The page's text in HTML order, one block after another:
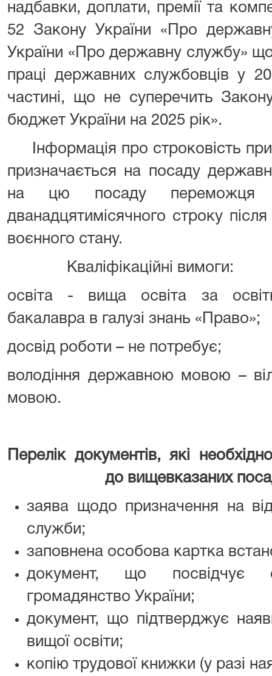
надбавки, доплати, премії та
52 Закону України «Про
України «Про державну службу»
праці державних службовців у
частині, що не суперечить
бюджет України на 2025 рік».
Інформація про строковість
призначається на посаду
на цю посаду переможця
дванадцятимісячного строку
воєнного стану.
Кваліфікаційні вимоги:
освіта - вища освіта за
бакалавра в галузі знань «Право»;
досвід роботи – не потребує;
володіння державною мовою –
мовою.
Перелік документів, які
до вищевказаних посад
заява щодо призначення на
служби;
заповнена особова картка
документ, що посвідчує
громадянство України;
документ, що підтверджує
вищої освіти;
копію трудової книжки (у разі